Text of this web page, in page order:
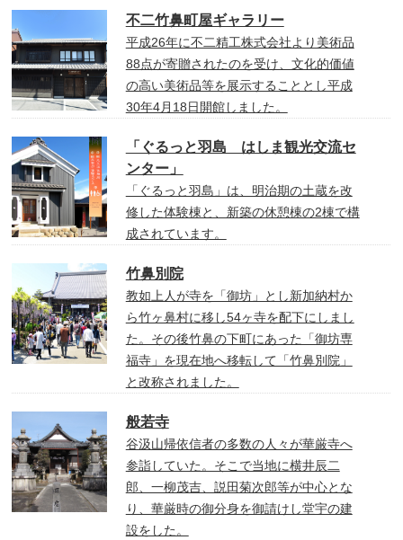
不二竹鼻町屋ギャラリー
平成26年に不二精工株式会社より美術品
88点が寄贈されたのを受け、文化的価値
の高い美術品等を展示することとし平成
30年4月18日開館しました。
「ぐるっと羽島 はしま観光交流セ
ンター」
「ぐるっと羽島」は、明治期の土蔵を改
修した体験棟と、新築の休憩棟の2棟で構
成されています。
竹鼻別院
教如上人が寺を「御坊」とし新加納村か
ら竹ヶ鼻村に移し54ヶ寺を配下にしまし
た。その後竹鼻の下町にあった「御坊専
福寺」を現在地へ移転して「竹鼻別院」
と改称されました。
般若寺
谷汲山帰依信者の多数の人々が華厳寺へ
参詣していた。そこで当地に横井辰二
郎、一柳茂吉、説田菊次郎等が中心とな
り、華厳時の御分身を御請けし堂宇の建
設をした。